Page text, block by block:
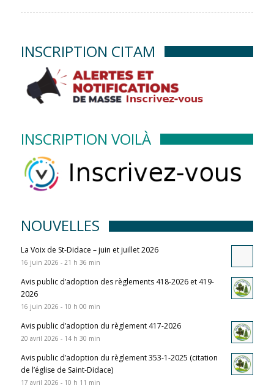
INSCRIPTION CITAM
INSCRIPTION VOILÀ
NOUVELLES
La Voix de St-Didace – juin et juillet 2026
16 juin 2026 - 21 h 36 min
Avis public d’adoption des règlements 418-2026 et 419-
2026
16 juin 2026 - 10 h 00 min
Avis public d’adoption du règlement 417-2026
20 avril 2026 - 14 h 30 min
Avis public d’adoption du règlement 353-1-2025 (citation
de l’église de Saint-Didace)
17 avril 2026 - 10 h 11 min